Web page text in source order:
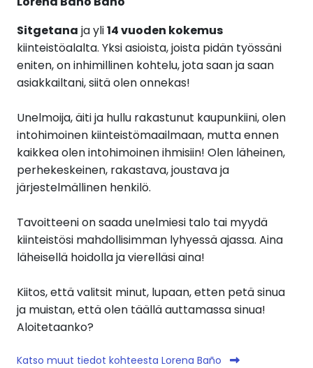
Sitgetana ja yli14 vuoden kokemus
kiinteistöalalta. Yksi asioista, joista pidän työssäni
eniten, on inhimillinen kohtelu, jota saan ja saan
asiakkailtani, siitä olen onnekas!
Unelmoija, äiti ja hullu rakastunut kaupunkiini, olen
intohimoinen kiinteistömaailmaan, mutta ennen
kaikkea olen intohimoinen ihmisiin! Olen läheinen,
perhekeskeinen, rakastava, joustava ja
järjestelmällinen henkilö.
Tavoitteeni on saada unelmiesi talo tai myydä
kiinteistösi mahdollisimman lyhyessä ajassa. Aina
läheisellä hoidolla ja vierelläsi aina!
Kiitos, että valitsit minut, lupaan, etten petä sinua
ja muistan, että olen täällä auttamassa sinua!
Aloitetaanko?
Katso muut tiedot kohteesta Lorena Baño